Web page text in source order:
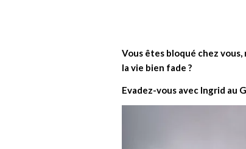
Vous êtes bloqué chez
la vie bien fade ?
Evadez-vous avec Ingrid au